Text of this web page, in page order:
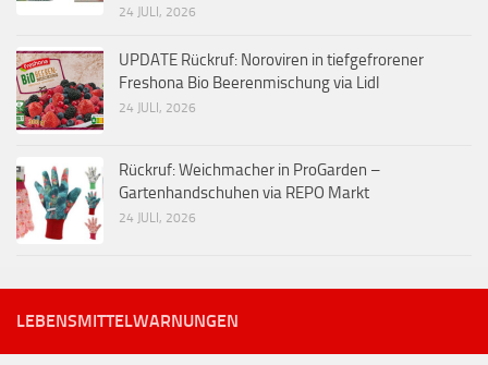
24 JULI, 2026
UPDATE Rückruf: Noroviren in tiefgefrorener
Freshona Bio Beerenmischung via Lidl
24 JULI, 2026
Rückruf: Weichmacher in ProGarden –
Gartenhandschuhen via REPO Markt
24 JULI, 2026
LEBENSMITTELWARNUNGEN